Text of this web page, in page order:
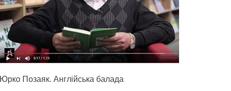
Юрко Позаяк. Англійська балада